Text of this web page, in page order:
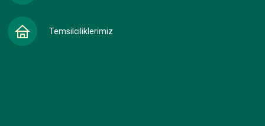
Temsilciliklerimiz